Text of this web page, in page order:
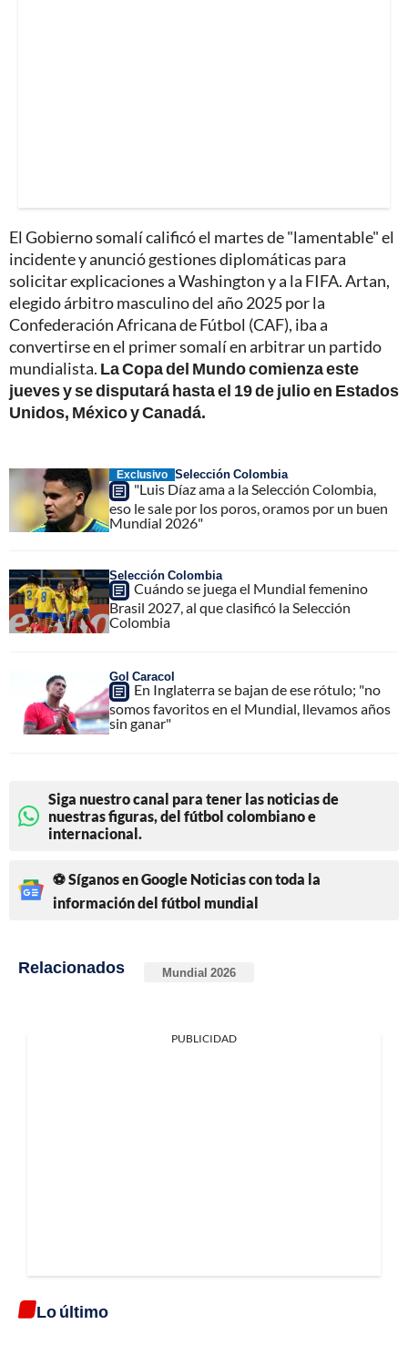
El Gobierno somalí calificó el martes de "lamentable" el
incidente y anunció gestiones diplomáticas para
solicitar explicaciones a Washington y a la FIFA. Artan,
elegido árbitro masculino del año 2025 por la
Confederación Africana de Fútbol (CAF), iba a
convertirse en el primer somalí en arbitrar un partido
mundialista. La Copa del Mundo comienza este
jueves y se disputará hasta el 19 de julio en Estados
Unidos, México y Canadá.
Exclusivo Selección Colombia
"Luis Díaz ama a la Selección Colombia,
eso le sale por los poros, oramos por un buen
Mundial 2026"
Selección Colombia
Cuándo se juega el Mundial femenino
Brasil 2027, al que clasificó la Selección
Colombia
Gol Caracol
En Inglaterra se bajan de ese rótulo; "no
somos favoritos en el Mundial, llevamos años
sin ganar"
Siga nuestro canal para tener las noticias de
nuestras figuras, del fútbol colombiano e
internacional.
⚽ Síganos en Google Noticias con toda la
información del fútbol mundial
Relacionados Mundial 2026
PUBLICIDAD
Lo último